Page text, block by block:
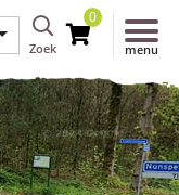
Zoek
0
menu